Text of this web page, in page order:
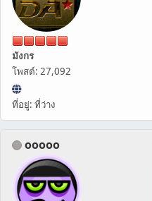
มังกร
โพสต์: 27,092
ที่อยู่: ที่ว่าง
ooooo